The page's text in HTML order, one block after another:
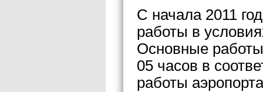
С начала 2011
работы в
Основные
05 часов в
работы